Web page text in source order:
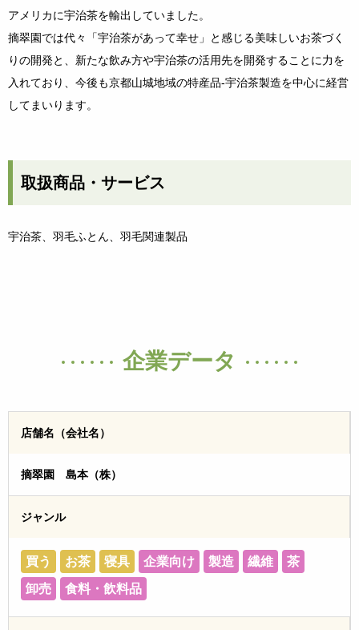
アメリカに宇治茶を輸出していました。
摘翠園では代々「宇治茶があって幸せ」と感じる美味しいお茶づく
りの開発と、新たな飲み方や宇治茶の活用先を開発することに力を
入れており、今後も京都山城地域の特産品-宇治茶製造を中心に経営
してまいります。
取扱商品・サービス
宇治茶、羽毛ふとん、羽毛関連製品
企業データ
店舗名（会社名）
摘翠園 島本（株）
ジャンル
買う お茶 寝具 企業向け 製造 繊維
茶
卸売
食料・飲料品